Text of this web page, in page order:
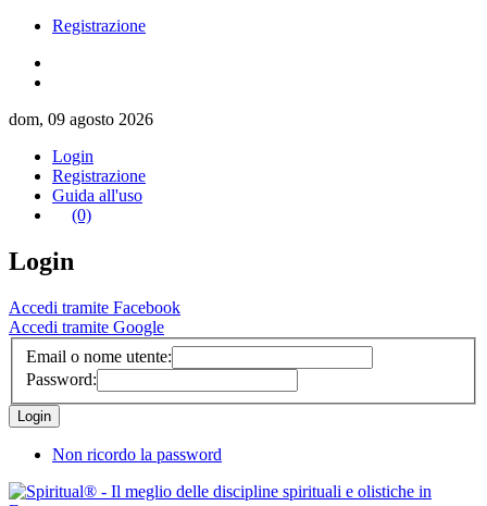
Registrazione
dom, 09 agosto 2026
Login
Registrazione
Guida all'uso
(0)
Login
Accedi tramite Facebook
Accedi tramite Google
Email o nome utente:
Password:
Non ricordo la password